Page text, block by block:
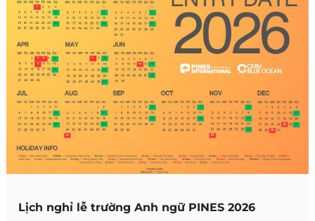
Lịch nghỉ lễ trường Anh ngữ PINES 2026